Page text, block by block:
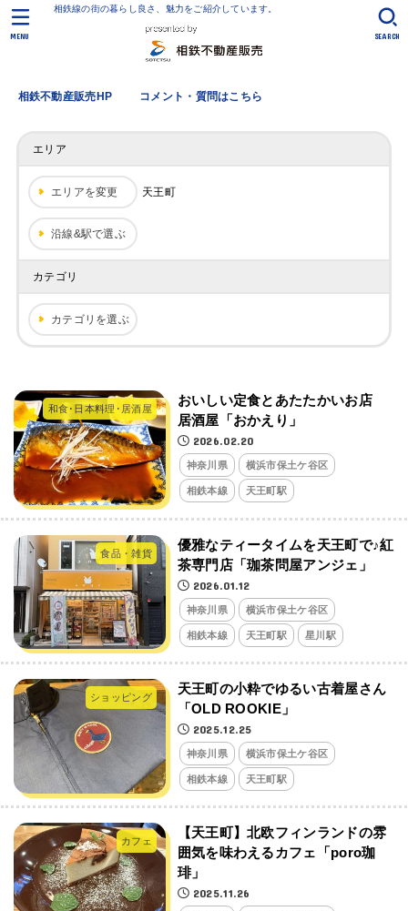
相鉄線の街の暮らし良さ、魅力をご紹介しています。
相鉄不動産販売HP コメント・質問はこちら
SEARCH
MENU
エリア
エリアを変更 天王町
沿線&駅で選ぶ
カテゴリ
カテゴリを選ぶ
和食･日本料理･居酒屋
おいしい定食とあたたかいお店
居酒屋「おかえり」
2026.02.20
神奈川県 横浜市保土ケ谷区
相鉄本線 天王町駅
食品・雑貨
優雅なティータイムを天王町で♪紅
茶専門店「珈茶問屋アンジェ」
2026.01.12
神奈川県 横浜市保土ケ谷区
相鉄本線 天王町駅 星川駅
ショッピング
天王町の小粋でゆるい古着屋さん
「OLD ROOKIE」
2025.12.25
神奈川県 横浜市保土ケ谷区
相鉄本線 天王町駅
カフェ
【天王町】北欧フィンランドの雰
囲気を味わえるカフェ「poro珈
琲」
2025.11.26